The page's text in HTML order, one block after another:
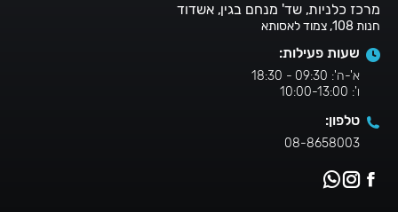
מרכז כלניות, שד' מנחם בגין, אשדוד
חנות 108, צמוד לאסותא
שעות פעילות:
א'-ה': 09:30 - 18:30
ו': 10:00-13:00
טלפון:
08-8658003